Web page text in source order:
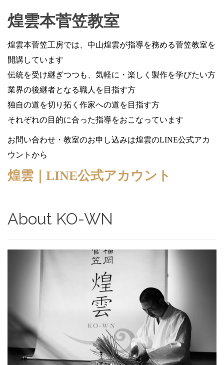
煌雲本菅笠教室
煌雲本菅笠工房では、中山煌雲が指導を務める菅笠教室を
開講しています
伝統を受け継ぎつつも、気軽に・楽しく製作を学びたい方
業界の後継者となる職人を目指す方
独自の道を切り拓く作家への道を目指す方
それぞれの目的に合った指導をおこなっています
お問い合わせ・教室のお申し込みは煌雲のLINE公式アカ
ウントから
煌雲｜LINE公式アカウント
About KO-WN